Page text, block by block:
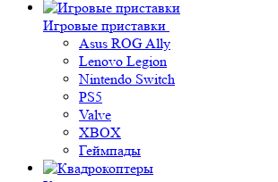
Игровые приставки
Asus ROG Ally
Lenovo Legion
Nintendo Switch
PS5
Valve
XBOX
Геймпады